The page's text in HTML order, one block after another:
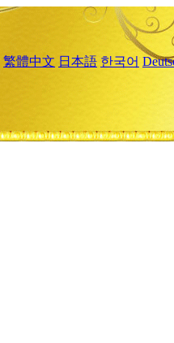
繁體中文 日本語 한국어